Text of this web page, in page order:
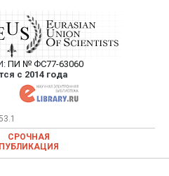
Союз Ученых —
статей в
журнале
ПИ № ФС77-63060
с 2014 года
публикация научных статей в
научном журнале
СРОЧНАЯ
ПУБЛИКАЦИЯ